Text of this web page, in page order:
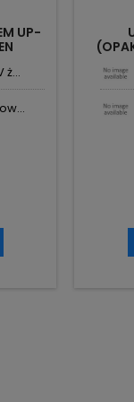
UP-
ż...